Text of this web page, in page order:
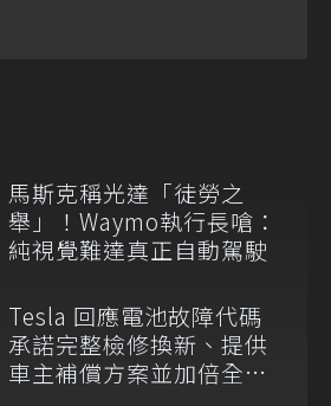
馬斯克稱光達「徒勞之
舉」！Waymo執行長嗆：
純視覺難達真正自動駕駛
Tesla 回應電池故障代碼
承諾完整檢修換新、提供
車主補償方案並加倍全台